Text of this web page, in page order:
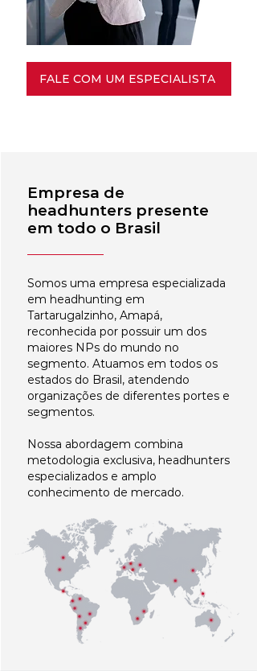
FALE COM UM ESPECIALISTA
Empresa de
headhunters presente
em todo o Brasil
Somos uma empresa especializada
em headhunting em
Tartarugalzinho, Amapá,
reconhecida por possuir um dos
maiores NPs do mundo no
segmento. Atuamos em todos os
estados do Brasil, atendendo
organizações de diferentes portes e
segmentos.
Nossa abordagem combina
metodologia exclusiva, headhunters
especializados e amplo
conhecimento de mercado.